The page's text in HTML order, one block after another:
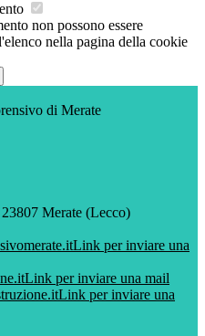
non possono essere
nella pagina della cookie
di Merate
Merate (Lecco)
Link per inviare una
Link per inviare una mail
Link per inviare una